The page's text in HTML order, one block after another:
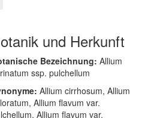
und Herkunft
Bezeichnung: Allium
ssp. pulchellum
Allium cirrhosum, Allium
Allium flavum var.
Allium flavum var.